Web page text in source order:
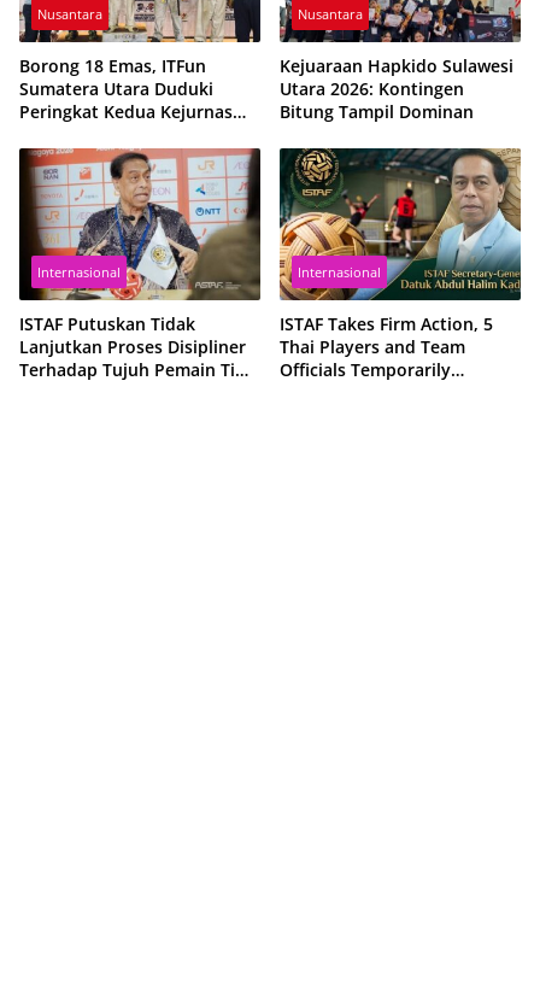
Nusantara
Borong 18 Emas, ITFun
Sumatera Utara Duduki
Peringkat Kedua Kejurnas
Nusantara
Kejuaraan Hapkido Sulawesi
Utara 2026: Kontingen
Bitung Tampil Dominan
Internasional
ISTAF Putuskan Tidak
Lanjutkan Proses Disipliner
Terhadap Tujuh Pemain Tim
Internasional
ISTAF Takes Firm Action, 5
Thai Players and Team
Officials Temporarily